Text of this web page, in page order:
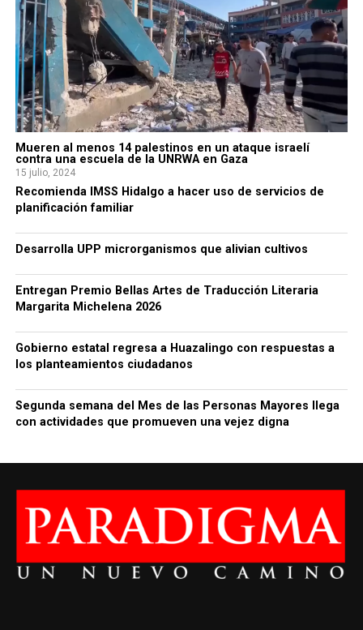
Mueren al menos 14 palestinos en un ataque israelí
contra una escuela de la UNRWA en Gaza
15 julio, 2024
Recomienda IMSS Hidalgo a hacer uso de servicios de
planificación familiar
Desarrolla UPP microrganismos que alivian cultivos
Entregan Premio Bellas Artes de Traducción Literaria
Margarita Michelena 2026
Gobierno estatal regresa a Huazalingo con respuestas a
los planteamientos ciudadanos
Segunda semana del Mes de las Personas Mayores llega
con actividades que promueven una vejez digna